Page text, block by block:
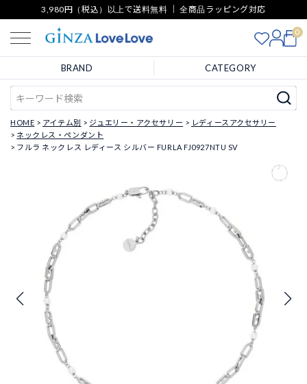
3,980円（税込）以上で送料無料 ｜ 全商品ラッピング対応
0
BRAND CATEGORY
HOME アイテム別 ジュエリー・アクセサリー
レディースアクセサリー
ネックレス・ペンダント
フルラ ネックレス レディース シルバー FURLA FJ0927NTU SV